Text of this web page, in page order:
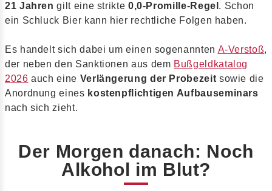
21 Jahren gilt eine strikte 0,0-Promille-Regel . Schon
ein Schluck Bier kann hier rechtliche Folgen haben.
Es handelt sich dabei um einen sogenannten A-Verstoß,
der neben den Sanktionen aus dem Bußgeldkatalog
2026 auch eine Verlängerung der Probezeit sowie die
Anordnung eines kostenpflichtigen Aufbauseminars
nach sich zieht.
Der Morgen danach: Noch
Alkohol im Blut?